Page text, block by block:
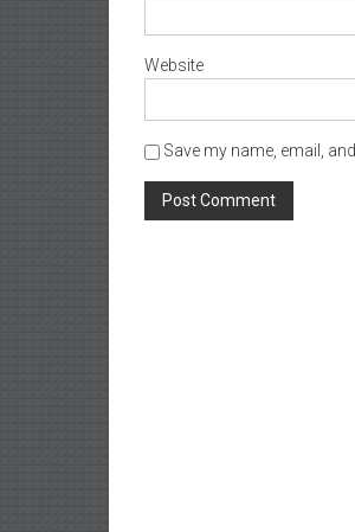
Website
Save my name, email,